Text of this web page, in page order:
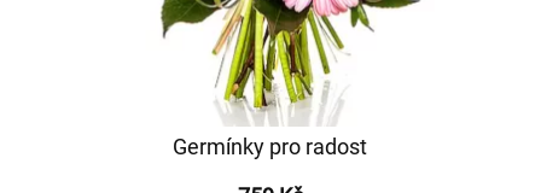
Germínky pro radost